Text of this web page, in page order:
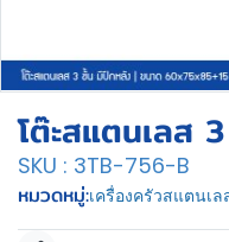
โต๊ะสแตนเลส
SKU : 3TB-756-B
หมวดหมู่:เครื่องครัวสแตนเล